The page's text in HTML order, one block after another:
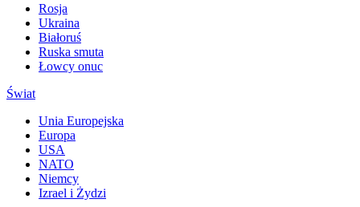
Rosja
Ukraina
Białoruś
Ruska smuta
Łowcy onuc
Świat
Unia Europejska
Europa
USA
NATO
Niemcy
Izrael i Żydzi